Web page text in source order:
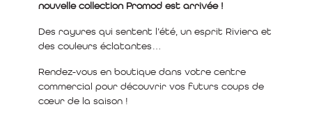
nouvelle collection Promod est arrivée !
Des rayures qui sentent l’été, un esprit Riviera et
des couleurs éclatantes…
Rendez-vous en boutique dans votre centre
commercial pour découvrir vos futurs coups de
cœur de la saison !